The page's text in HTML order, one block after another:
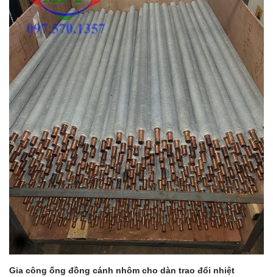
Gia công ống đồng cánh nhôm cho dàn trao đổi nhiệt